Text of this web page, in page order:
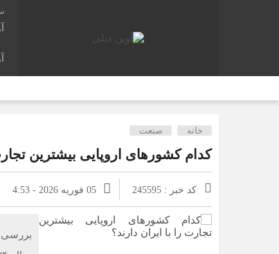
خانه صنعت
کدام کشور‌های اروپایی بیشترین
کد خبر : 245595 05 فوریه 2026 - 4:53
بررسی